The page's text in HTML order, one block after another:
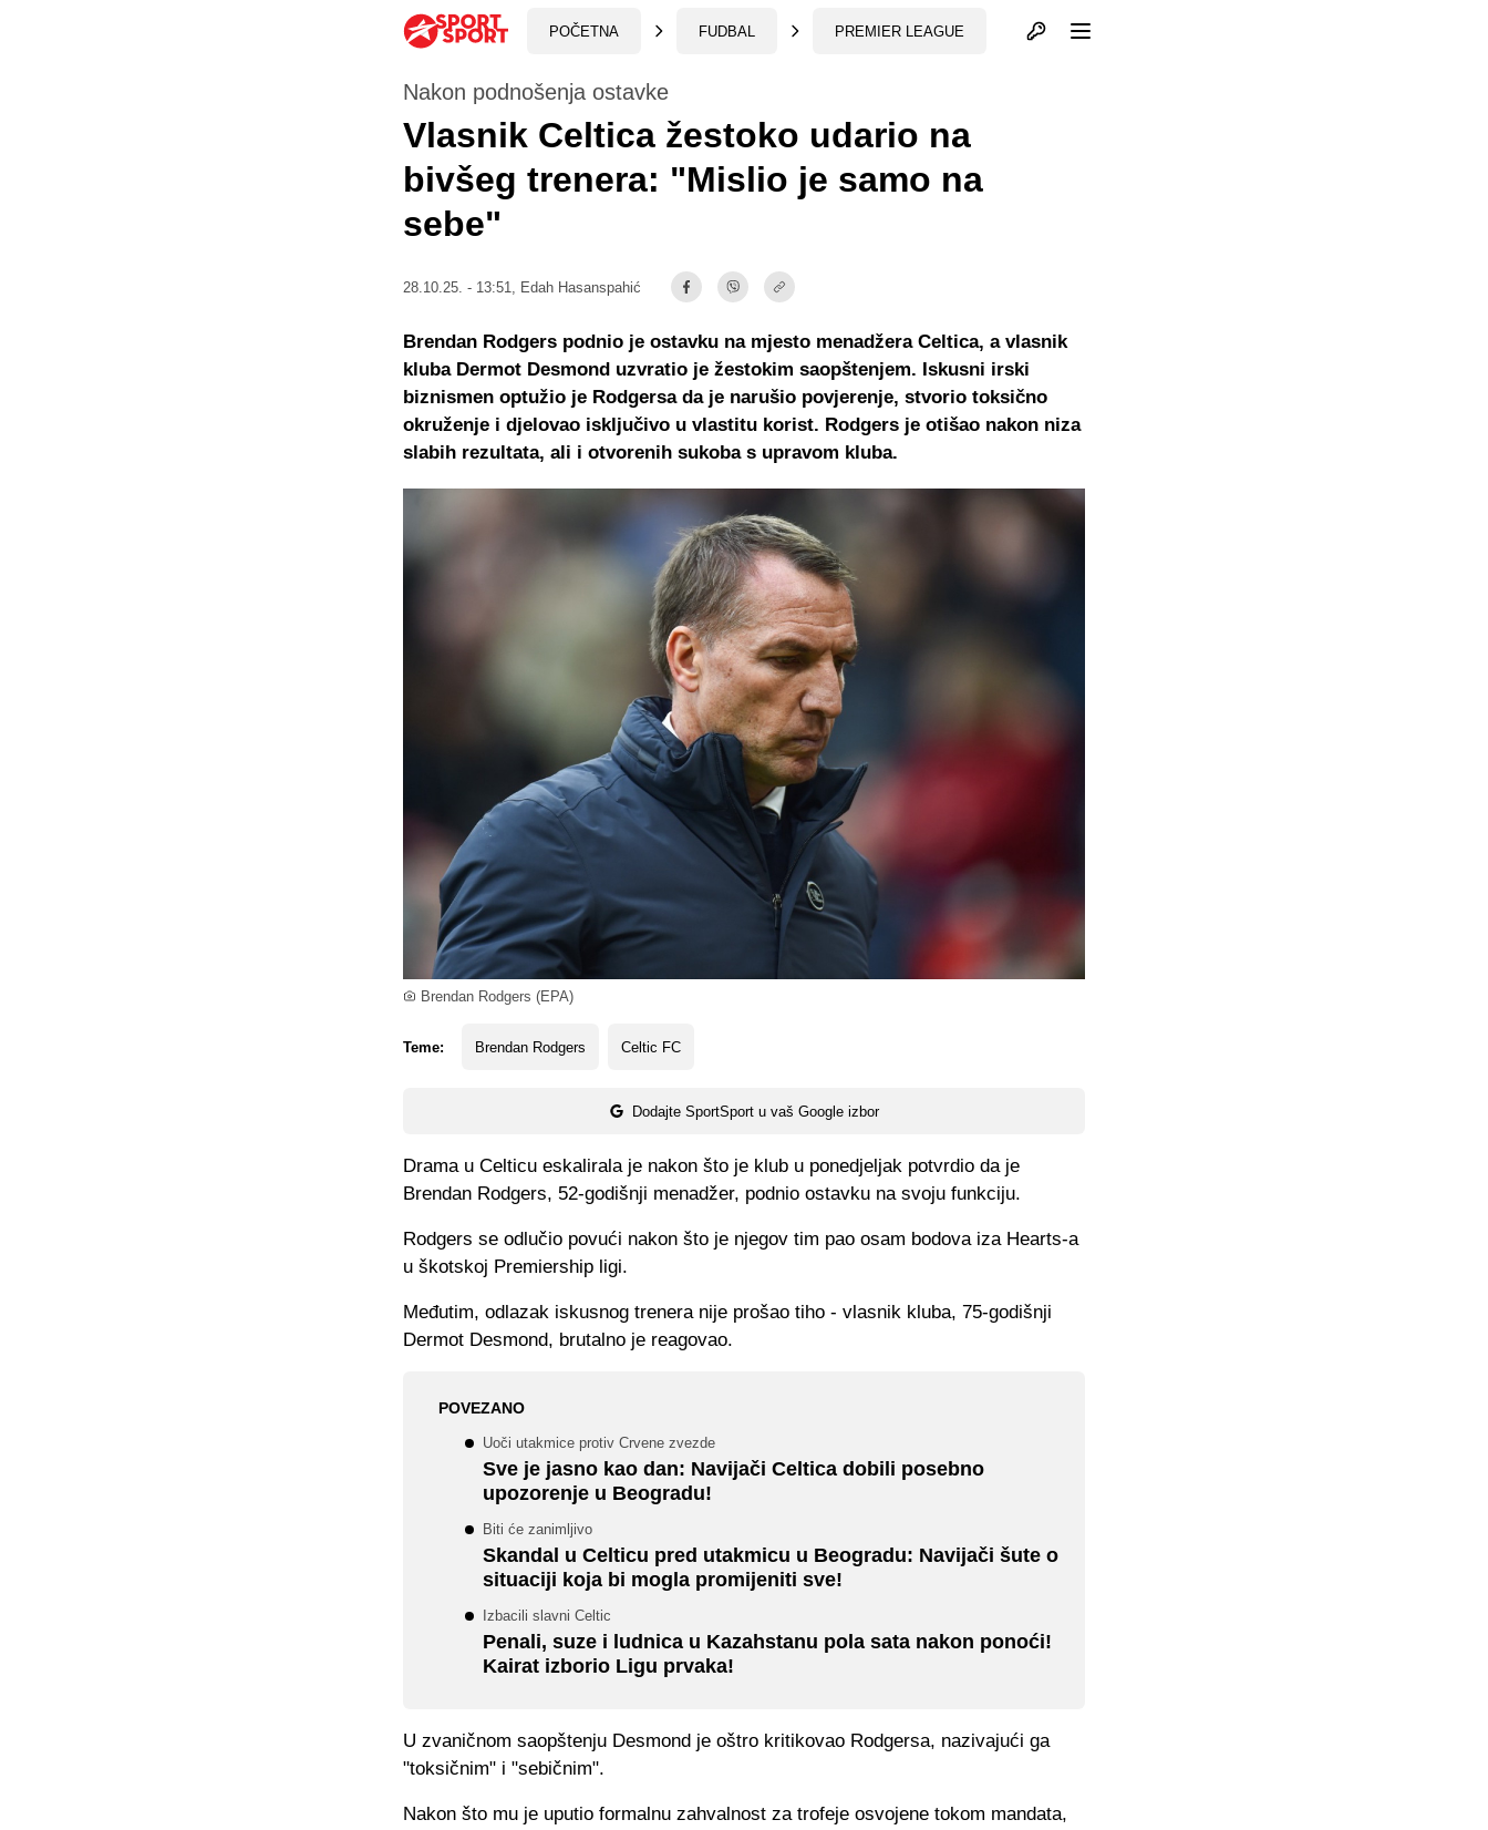
POČETNA FUDBAL PREMIER LEAGUE Otvori profil
Brendan Rodgers (EPA)
Nakon podnošenja ostavke
Vlasnik Celtica žestoko udario na
bivšeg trenera: "Mislio je samo na
sebe"
28.10.25. - 13:51, Edah Hasanspahić
Teme: Brendan Rodgers Celtic FC
Dodajte SportSport u vaš Google izbor
Brendan Rodgers podnio je ostavku na mjesto menadžera Celtica, a vlasnik
kluba Dermot Desmond uzvratio je žestokim saopštenjem. Iskusni irski
biznismen optužio je Rodgersa da je narušio povjerenje, stvorio toksično
okruženje i djelovao isključivo u vlastitu korist. Rodgers je otišao nakon niza
slabih rezultata, ali i otvorenih sukoba s upravom kluba.
Drama u Celticu eskalirala je nakon što je klub u ponedjeljak potvrdio da je
Brendan Rodgers, 52-godišnji menadžer, podnio ostavku na svoju funkciju.
Rodgers se odlučio povući nakon što je njegov tim pao osam bodova iza Hearts-a
u škotskoj Premiership ligi.
Međutim, odlazak iskusnog trenera nije prošao tiho - vlasnik kluba, 75-godišnji
Dermot Desmond, brutalno je reagovao.
POVEZANO
Uoči utakmice protiv Crvene zvezde
Sve je jasno kao dan: Navijači Celtica dobili posebno
upozorenje u Beogradu!
Biti će zanimljivo
Skandal u Celticu pred utakmicu u Beogradu: Navijači šute o
situaciji koja bi mogla promijeniti sve!
Izbacili slavni Celtic
Penali, suze i ludnica u Kazahstanu pola sata nakon ponoći!
Kairat izborio Ligu prvaka!
U zvaničnom saopštenju Desmond je oštro kritikovao Rodgersa, nazivajući ga
"toksičnim" i "sebičnim".
Nakon što mu je uputio formalnu zahvalnost za trofeje osvojene tokom mandata,